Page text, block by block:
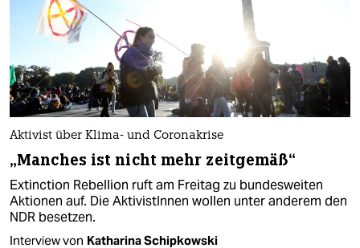
Aktivist über Klima- und Coronakrise
„Manches ist nicht mehr zeitgemäß“
Extinction Rebellion ruft am Freitag zu bundesweiten
Aktionen auf. Die AktivistInnen wollen unter anderem den
NDR besetzen.
Interview von Katharina Schipkowski